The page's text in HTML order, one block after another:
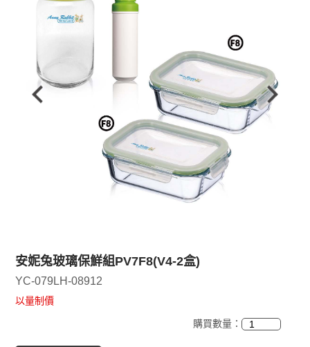
安妮兔玻璃保鮮組PV7F8(V4-2盒)
YC-079LH-08912
以量制價
購買數量：